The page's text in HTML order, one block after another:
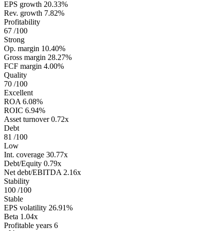
EPS growth 20.33%
Rev. growth 7.82%
Profitability
67 /100
Strong
Op. margin 10.40%
Gross margin 28.27%
FCF margin 4.00%
Quality
70 /100
Excellent
ROA 6.08%
ROIC 6.94%
Asset turnover 0.72x
Debt
81 /100
Low
Int. coverage 30.77x
Debt/Equity 0.79x
Net debt/EBITDA 2.16x
Stability
100 /100
Stable
EPS volatility 26.91%
Beta 1.04x
Profitable years 6